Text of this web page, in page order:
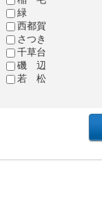
緑
西都賀
さつき
千草台
磯 辺
若 松